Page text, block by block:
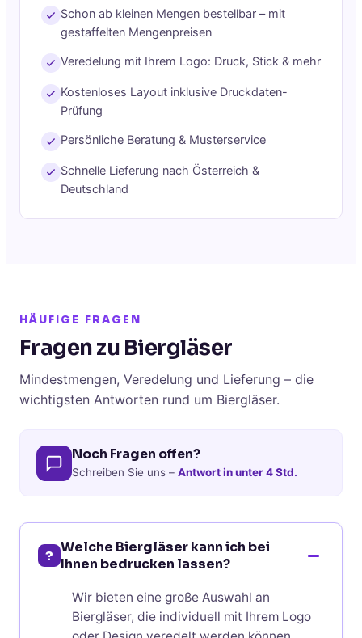
Schon ab kleinen Mengen bestellbar – mit
gestaffelten Mengenpreisen
Veredelung mit Ihrem Logo: Druck, Stick & mehr
Kostenloses Layout inklusive Druckdaten-
Prüfung
Persönliche Beratung & Musterservice
Schnelle Lieferung nach Österreich &
Deutschland
HÄUFIGE FRAGEN
Fragen zu Biergläser
Mindestmengen, Veredelung und Lieferung – die
wichtigsten Antworten rund um Biergläser.
Noch Fragen offen?
Schreiben Sie uns – Antwort in unter 4 Std.
? Welche Biergläser kann ich bei
Ihnen bedrucken lassen?
Wir bieten eine große Auswahl an
Biergläser, die individuell mit Ihrem Logo